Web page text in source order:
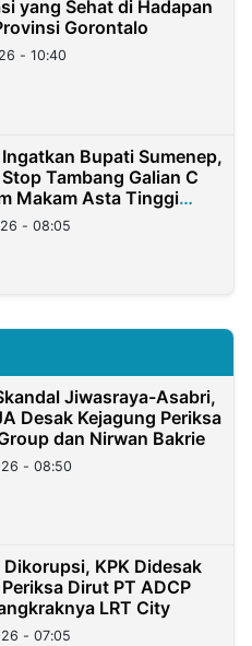
yang Sehat di Hadapan
Gorontalo
- 10:40
Bupati Sumenep,
Tambang Galian C
Makam Asta Tinggi
- 08:05
Jiwasraya-Asabri,
Desak Kejagung Periksa
dan Nirwan Bakrie
- 08:50
Dikorupsi, KPK Didesak
Dirut PT ADCP
LRT City
- 07:05